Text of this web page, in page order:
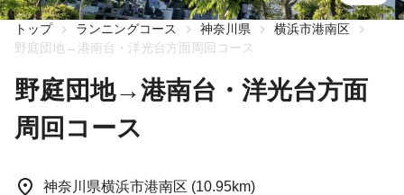
トップ ランニングコース 神奈川県
横浜市港南区
野庭団地→港南台・洋光台方面周回コース
野庭団地→港南台・洋光台方面
周回コース
神奈川県横浜市港南区 (10.95km)